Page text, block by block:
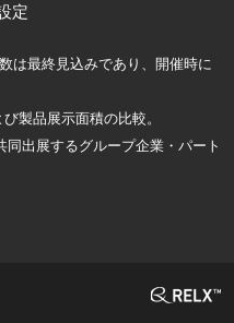
定
は最終見込みであり、開催時に
製品展示面積の比較。
出展するグループ企業・パート